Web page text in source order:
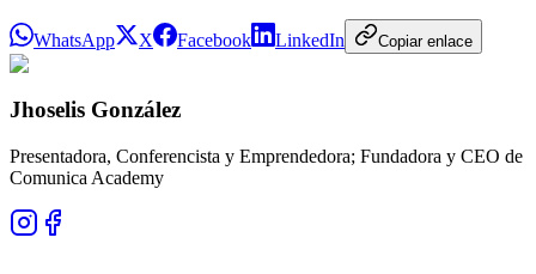
WhatsApp X Facebook LinkedIn Copiar enlace
Jhoselis González
Presentadora, Conferencista y Emprendedora; Fundadora y CEO de
Comunica Academy